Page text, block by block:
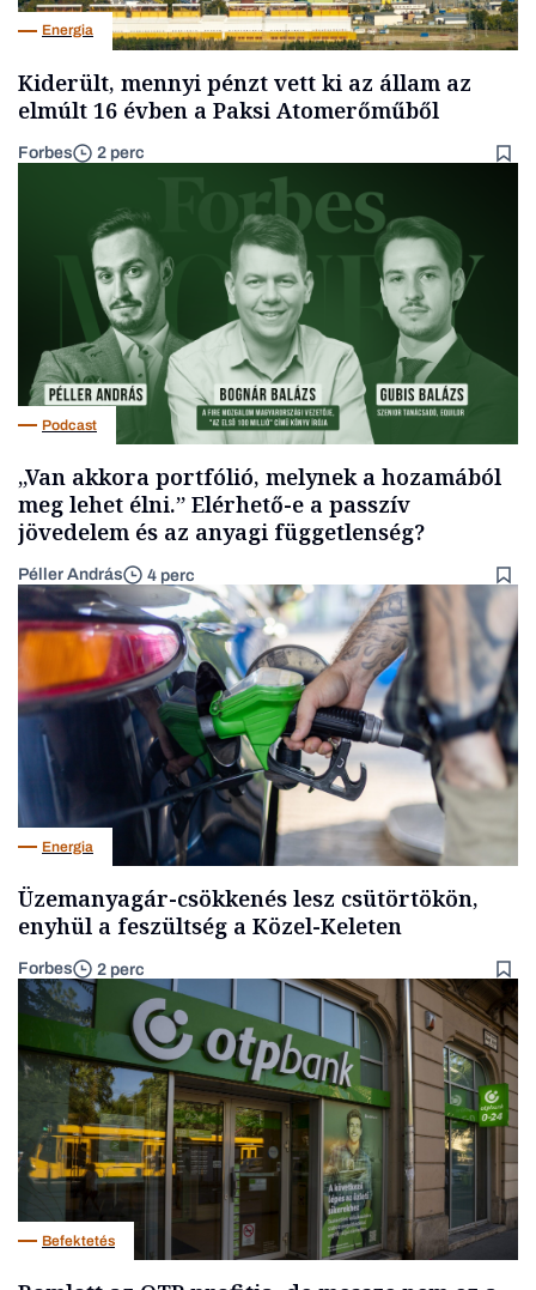
Energia
Kiderült, mennyi pénzt vett ki az állam az
elmúlt 16 évben a Paksi Atomerőműből
Forbes 2 perc
Podcast
„Van akkora portfólió, melynek a hozamából
meg lehet élni.” Elérhető-e a passzív
jövedelem és az anyagi függetlenség?
Péller András 4 perc
Energia
Üzemanyagár-csökkenés lesz csütörtökön,
enyhül a feszültség a Közel-Keleten
Forbes 2 perc
Befektetés